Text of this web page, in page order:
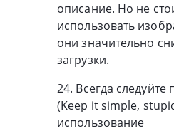
описание. Но не
использовать
они значительно
загрузки.
24. Всегда следуйте
(Keep it simple,
использование